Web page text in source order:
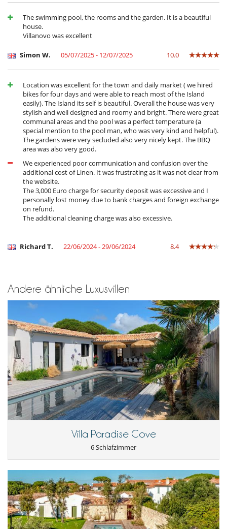
In der Nähe
Strand 10 Minuten
Kinder
Rolladen für Swimmingpool
Küche und Ausstattung
Backofen
Bügeleisen
Dunstabzugshaube
Heizung und Warmwasser (elektronisch)
Ironing board
Kaffeemaschine
Mikrowelle
Spülmaschine
Toaster
voll ausgestattete Küche
Wäschetrockner
Music speaker
The swimming pool, the rooms and the garden. It is a beautiful
house.
Villanovo was excellent
Simon W. 05/07/2025 - 12/07/2025 10.0
Location was excellent for the town and daily market ( we hired
bikes for four days and were able to reach most of the Island
easily). The Island its self is beautiful. Overall the house was very
stylish and well designed and roomy and bright. There were great
communal areas and the pool was a perfect temperature (a
special mention to the pool man, who was very kind and helpful).
The gardens were very secluded also very nicely kept. The BBQ
area was also very good.
We experienced poor communication and confusion over the
additional cost of Linen. It was frustrating as it was not clear from
the website.
The 3,000 Euro charge for security deposit was excessive and I
personally lost money due to bank charges and foreign exchange
on refund.
The additional cleaning charge was also excessive.
Richard T. 22/06/2024 - 29/06/2024 8.4
Andere ähnliche Luxusvillen
Villa Paradise Cove
6 Schlafzimmer